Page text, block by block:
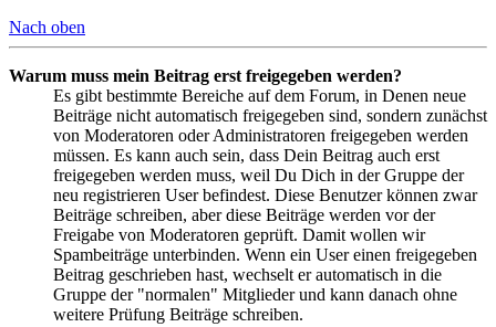
Nach oben
Warum muss mein Beitrag erst freigegeben werden?
Es gibt bestimmte Bereiche auf dem Forum, in Denen neue
Beiträge nicht automatisch freigegeben sind, sondern zunächst
von Moderatoren oder Administratoren freigegeben werden
müssen. Es kann auch sein, dass Dein Beitrag auch erst
freigegeben werden muss, weil Du Dich in der Gruppe der
neu registrieren User befindest. Diese Benutzer können zwar
Beiträge schreiben, aber diese Beiträge werden vor der
Freigabe von Moderatoren geprüft. Damit wollen wir
Spambeiträge unterbinden. Wenn ein User einen freigegeben
Beitrag geschrieben hast, wechselt er automatisch in die
Gruppe der "normalen" Mitglieder und kann danach ohne
weitere Prüfung Beiträge schreiben.